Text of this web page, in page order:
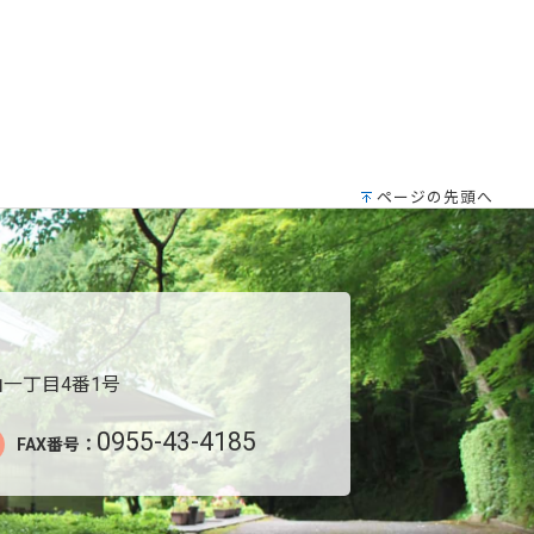
ページの先頭へ
丁目4番1号
FAX番号： 0955-43-4185